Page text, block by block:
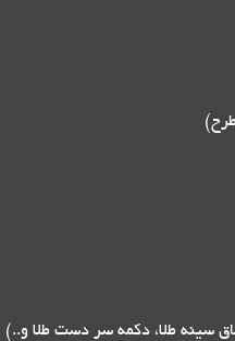
سینه طلا، دکمه سر دست طلا و..)